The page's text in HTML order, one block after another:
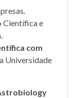
Científica e
com
Universidade